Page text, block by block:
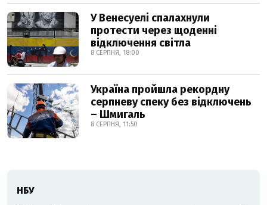
У Венесуелі спалахнули
протести через щоденні
відключення світла
8 СЕРПНЯ, 18:00
Україна пройшла рекордну
серпневу спеку без відключень
– Шмигаль
8 СЕРПНЯ, 11:50
НБУ